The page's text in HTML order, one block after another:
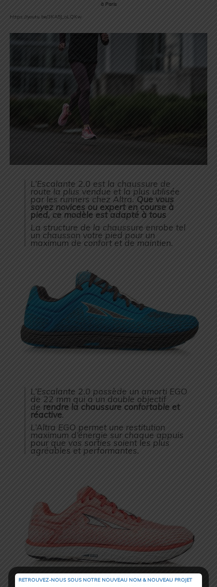
à Paris
https://youtu.be/3KA5J_oLQKw
L’Escalante 2.0 est la chaussure de
route la plus vendue et la plus utilisée
par les runners chez Altra. Que vous
soyez novices ou expert en course à
pied, ce modèle est adapté à tous
La structure de la chaussure enrobe tel
un chausson votre pied pour un
maximum de confort et de maintien.
L’Escalante 2.0 possède un amorti EGO
de 22 mm qui a un double objectif
de rendre la chaussure confortable et
réactive.
L’Altra EGO permet une restitution
maximum d’énergie sur chaque appuis
pour que vos sorties soient les plus
agréables et performantes.
RETROUVEZ-NOUS SOUS NOTRE NOUVEAU NOM & NOUVEAU PROJET